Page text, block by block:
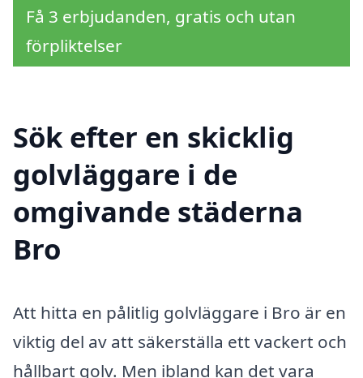
Få 3 erbjudanden, gratis och utan
förpliktelser
Sök efter en skicklig
golvläggare i de
omgivande städerna
Bro
Att hitta en pålitlig golvläggare i Bro är en
viktig del av att säkerställa ett vackert och
hållbart golv. Men ibland kan det vara